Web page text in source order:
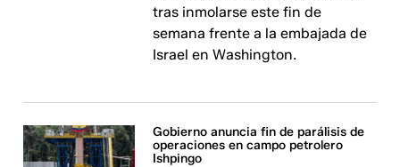
tras inmolarse este fin de
semana frente a la embajada de
Israel en Washington.
Gobierno anuncia fin de parálisis de
operaciones en campo petrolero
Ishpingo